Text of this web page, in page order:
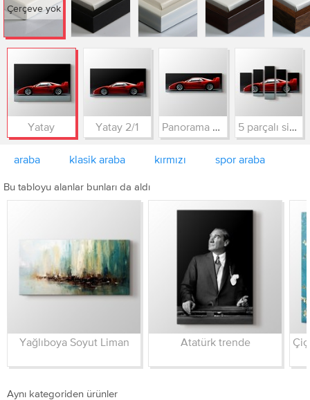
Çerçeve yok
Yatay Yatay 2/1
araba klasik araba kırmızı spor araba
Bu tabloyu alanlar bunları da aldı
Yağlıboya Soyut Liman Atatürk trende
Aynı kategoriden ürünler